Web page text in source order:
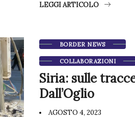
LEGGI ARTICOLO
BORDER NEWS
COLLABORAZIONI
Siria: sulle
Dall’Oglio
AGOSTO 4, 2023